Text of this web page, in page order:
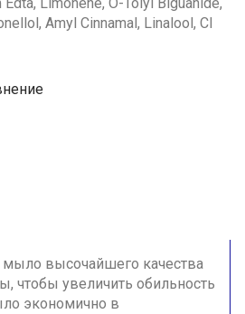
Amyl Cinnamal, Linalool, CI
мыло высочайшего качества
чтобы увеличить обильность
экономично в